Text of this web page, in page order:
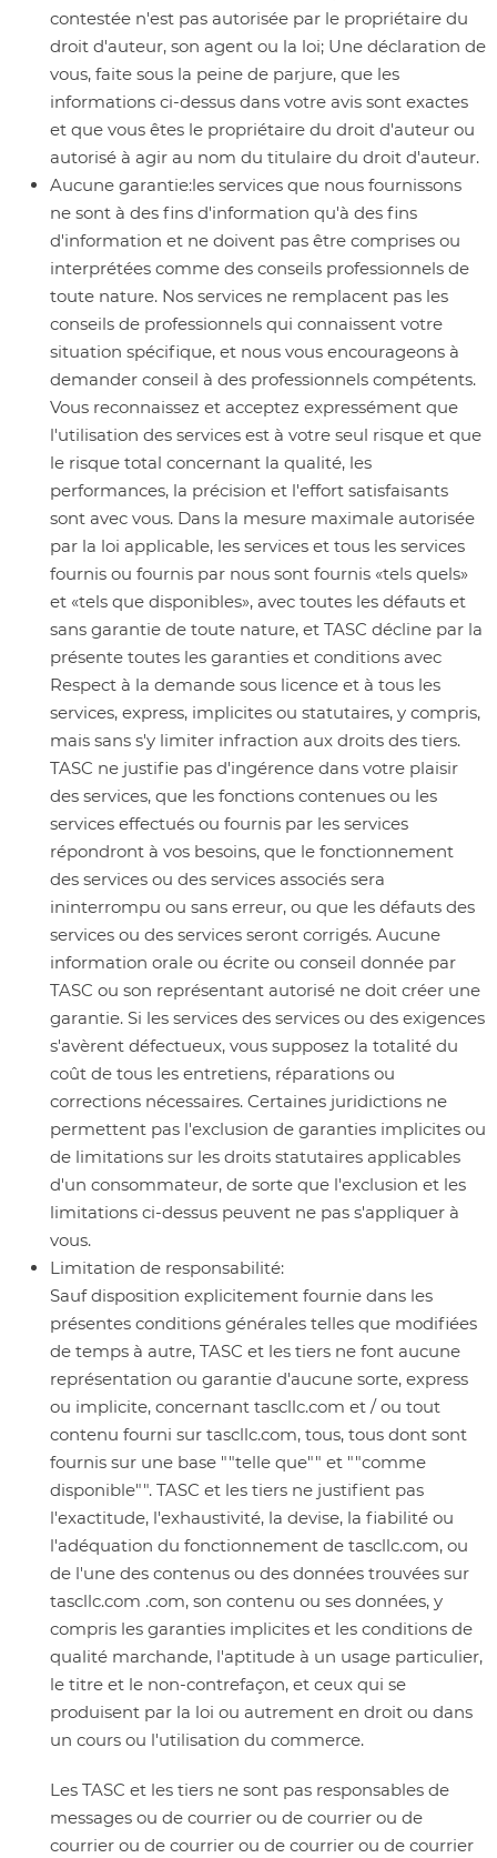
contestée n'est pas autorisée par le propriétaire du
droit d'auteur, son agent ou la loi; Une déclaration de
vous, faite sous la peine de parjure, que les
informations ci-dessus dans votre avis sont exactes
et que vous êtes le propriétaire du droit d'auteur ou
autorisé à agir au nom du titulaire du droit d'auteur.
Aucune garantie:les services que nous fournissons
ne sont à des fins d'information qu'à des fins
d'information et ne doivent pas être comprises ou
interprétées comme des conseils professionnels de
toute nature. Nos services ne remplacent pas les
conseils de professionnels qui connaissent votre
situation spécifique, et nous vous encourageons à
demander conseil à des professionnels compétents.
Vous reconnaissez et acceptez expressément que
l'utilisation des services est à votre seul risque et que
le risque total concernant la qualité, les
performances, la précision et l'effort satisfaisants
sont avec vous. Dans la mesure maximale autorisée
par la loi applicable, les services et tous les services
fournis ou fournis par nous sont fournis «tels quels»
et «tels que disponibles», avec toutes les défauts et
sans garantie de toute nature, et TASC décline par la
présente toutes les garanties et conditions avec
Respect à la demande sous licence et à tous les
services, express, implicites ou statutaires, y compris,
mais sans s'y limiter infraction aux droits des tiers.
TASC ne justifie pas d'ingérence dans votre plaisir
des services, que les fonctions contenues ou les
services effectués ou fournis par les services
répondront à vos besoins, que le fonctionnement
des services ou des services associés sera
ininterrompu ou sans erreur, ou que les défauts des
services ou des services seront corrigés. Aucune
information orale ou écrite ou conseil donnée par
TASC ou son représentant autorisé ne doit créer une
garantie. Si les services des services ou des exigences
s'avèrent défectueux, vous supposez la totalité du
coût de tous les entretiens, réparations ou
corrections nécessaires. Certaines juridictions ne
permettent pas l'exclusion de garanties implicites ou
de limitations sur les droits statutaires applicables
d'un consommateur, de sorte que l'exclusion et les
limitations ci-dessus peuvent ne pas s'appliquer à
vous.
Limitation de responsabilité:
Sauf disposition explicitement fournie dans les
présentes conditions générales telles que modifiées
de temps à autre, TASC et les tiers ne font aucune
représentation ou garantie d'aucune sorte, express
ou implicite, concernant tascllc.com et / ou tout
contenu fourni sur tascllc.com, tous, tous dont sont
fournis sur une base ""telle que"" et ""comme
disponible"". TASC et les tiers ne justifient pas
l'exactitude, l'exhaustivité, la devise, la fiabilité ou
l'adéquation du fonctionnement de tascllc.com, ou
de l'une des contenus ou des données trouvées sur
tascllc.com .com, son contenu ou ses données, y
compris les garanties implicites et les conditions de
qualité marchande, l'aptitude à un usage particulier,
le titre et le non-contrefaçon, et ceux qui se
produisent par la loi ou autrement en droit ou dans
un cours ou l'utilisation du commerce.
Les TASC et les tiers ne sont pas responsables de
messages ou de courrier ou de courrier ou de
courrier ou de courrier ou de courrier ou de courrier